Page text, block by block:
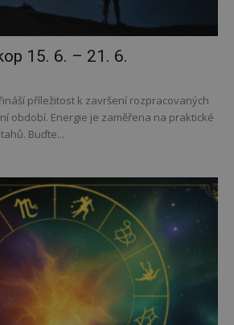
15. 6. – 21. 6.
příležitost k završení rozpracovaných
období. Energie je zaměřena na praktické
Buďte...